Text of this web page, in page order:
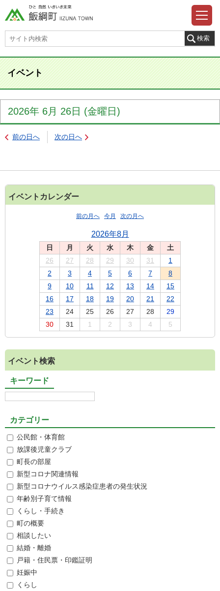
イベント
2026年 6月 26日 (金曜日 )
前の日へ 次の日へ
イベントカレンダー
前の月へ 今月 次の月へ
2026年8月
日 月 火 水 木 金
土
26
27 28 29 30 31
1
2
3 4 5 6 7
8
9
10 11 12 13 14
15
16
17 18 19 20 21
22
23
24 25 26 27 28
29
30
31 1 2 3 4 5
イベント検索
キーワード
カテゴリー
公民館・体育館
放課後児童クラブ
町長の部屋
新型コロナ関連情報
新型コロナウイルス感染症患者の発生状況
年齢別子育て情報
くらし・手続き
町の概要
相談したい
結婚・離婚
戸籍・住民票・印鑑証明
妊娠中
くらし